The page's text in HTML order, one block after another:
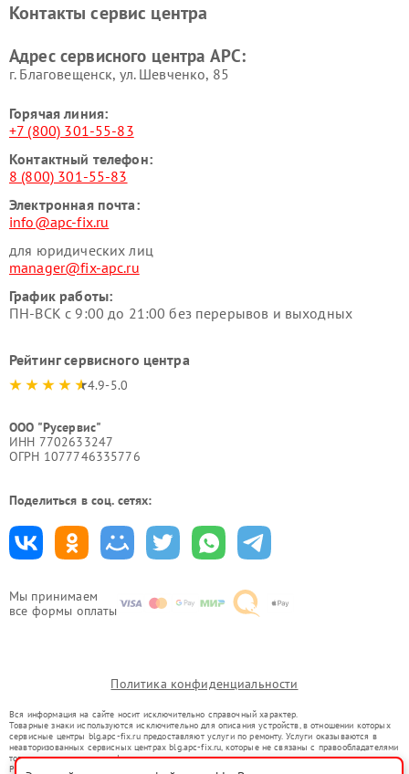
Мы принимаем
все формы оплаты
Контакты сервис центра
Адрес сервисного центра APC:
г. Благовещенск, ул. Шевченко, 85
Горячая линия:
+7 (800) 301-55-83
Контактный телефон:
8 (800) 301-55-83
Электронная почта:
info@apc-fix.ru
для юридических лиц
manager@fix-apc.ru
График работы:
ПН-ВСК с 9:00 до 21:00 без перерывов и выходных
Рейтинг сервисного центра
4.9-5.0
ООО "Русервис"
ИНН 7702633247
ОГРН 1077746335776
Поделиться в соц. сетях:
Политика конфиденциальности
Вся информация на сайте носит исключительно справочный характер.
Товарные знаки используются исключительно для описания устройств, в отношении которых
сервисные центры blg.apc-fix.ru предоставляют услуги по ремонту. Услуги оказываются в
неавторизованных сервисных центрах blg.apc-fix.ru, которые не связаны с правообладателями
товарных знаков или их официальными представителями.
Ремонт осуществляется для устройств, уже введенных в гражданский оборот в соответствии